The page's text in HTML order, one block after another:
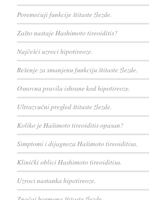
Poremećaji funkcije štitaste žlezde.
Zašto nastaje Hashimoto tireoiditis?
Najčešći uzroci hipotireoze.
Rešenje za smanjenu funkciju štitaste žlezde.
Osnovna pravila ishrane kod hipotireoze.
Ultrazvučni pregled štitaste žlezde.
Koliko je Hašimoto tireoiditis opasan?
Simptomi i dijagnoza Hašimoto tireoiditisa.
Klinički oblici Hashimoto tireoiditisa.
Uzroci nastanka hipotireoze.